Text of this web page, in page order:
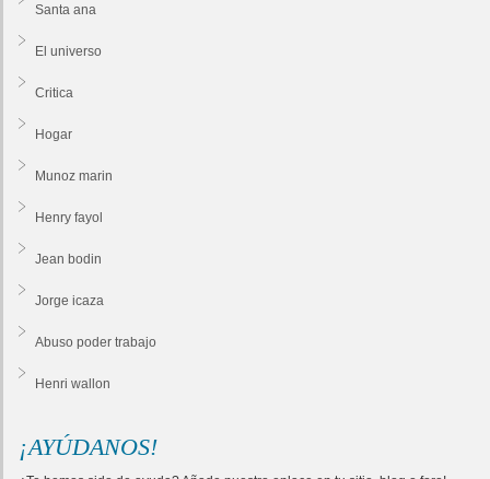
Santa ana
El universo
Critica
Hogar
Munoz marin
Henry fayol
Jean bodin
Jorge icaza
Abuso poder trabajo
Henri wallon
¡AYÚDANOS!